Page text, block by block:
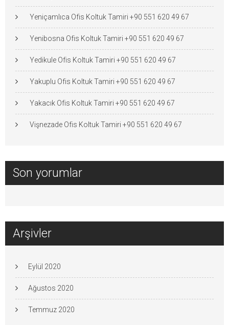
Yeniçamlıca Ofis Koltuk Tamiri +90 551 620 49 67
Yenibosna Ofis Koltuk Tamiri +90 551 620 49 67
Yedikule Ofis Koltuk Tamiri +90 551 620 49 67
Yakuplu Ofis Koltuk Tamiri +90 551 620 49 67
Yakacık Ofis Koltuk Tamiri +90 551 620 49 67
Vişnezade Ofis Koltuk Tamiri +90 551 620 49 67
Son yorumlar
Arşivler
Eylül 2020
Ağustos 2020
Temmuz 2020